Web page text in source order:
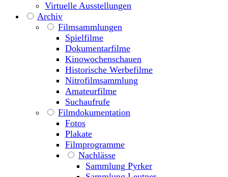
Virtuelle Ausstellungen
Archiv
Filmsammlungen
Spielfilme
Dokumentarfilme
Kinowochenschauen
Historische Werbefilme
Nitrofilmsammlung
Amateurfilme
Suchaufrufe
Filmdokumentation
Fotos
Plakate
Filmprogramme
Nachlässe
Sammlung Pyrker